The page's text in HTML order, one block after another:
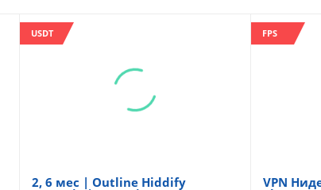
USDT
2, 6 мес | Outline Hiddify
FPS
VPN